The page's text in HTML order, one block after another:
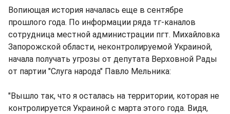
Вопиющая история началась еще в сентябре
прошлого года. По информации ряда тг-каналов
сотрудница местной администрации пгт. Михайловка
Запорожской области, неконтролируемой Украиной,
начала получать угрозы от депутата Верховной Рады
от партии "Слуга народа" Павло Мельника:
"Вышло так, что я осталась на территории, которая не
контролируется Украиной с марта этого года. Видя,